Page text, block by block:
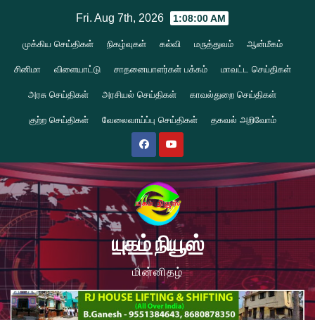
content
Fri. Aug 7th, 2026 1:08:01 AM
முக்கிய செய்திகள் நிகழ்வுகள் கல்வி மருத்துவம் ஆன்மீகம்
சினிமா விளையாட்டு சாதனையாளர்கள் பக்கம் மாவட்ட செய்திகள்
அரசு செய்திகள் அரசியல் செய்திகள் காவல்துறை செய்திகள்
குற்ற செய்திகள் வேலைவாய்ப்பு செய்திகள் தகவல் அறிவோம்
யுகம் நியூஸ்
மின்னிதழ்